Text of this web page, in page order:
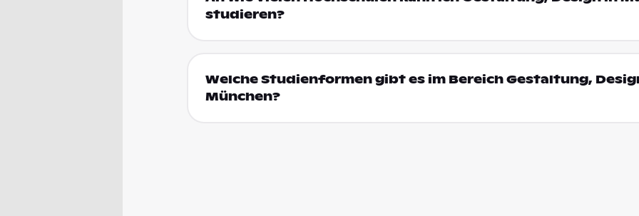
studieren?
Welche Studienformen gibt es im Bereich Gestaltung,
München?